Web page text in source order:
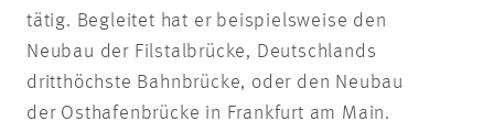
tätig. Begleitet hat er beispielsweise den
Neubau der Filstalbrücke, Deutschlands
dritthöchste Bahnbrücke, oder den Neubau
der Osthafenbrücke in Frankfurt am Main.